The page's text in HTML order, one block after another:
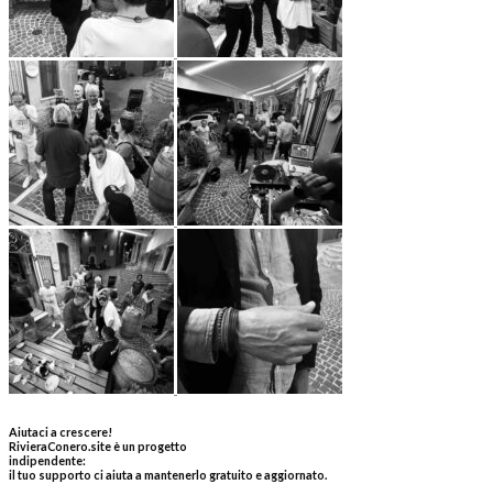
Aiutaci a crescere!
RivieraConero.site è un progetto
indipendente:
il tuo supporto ci aiuta a mantenerlo gratuito e aggiornato.